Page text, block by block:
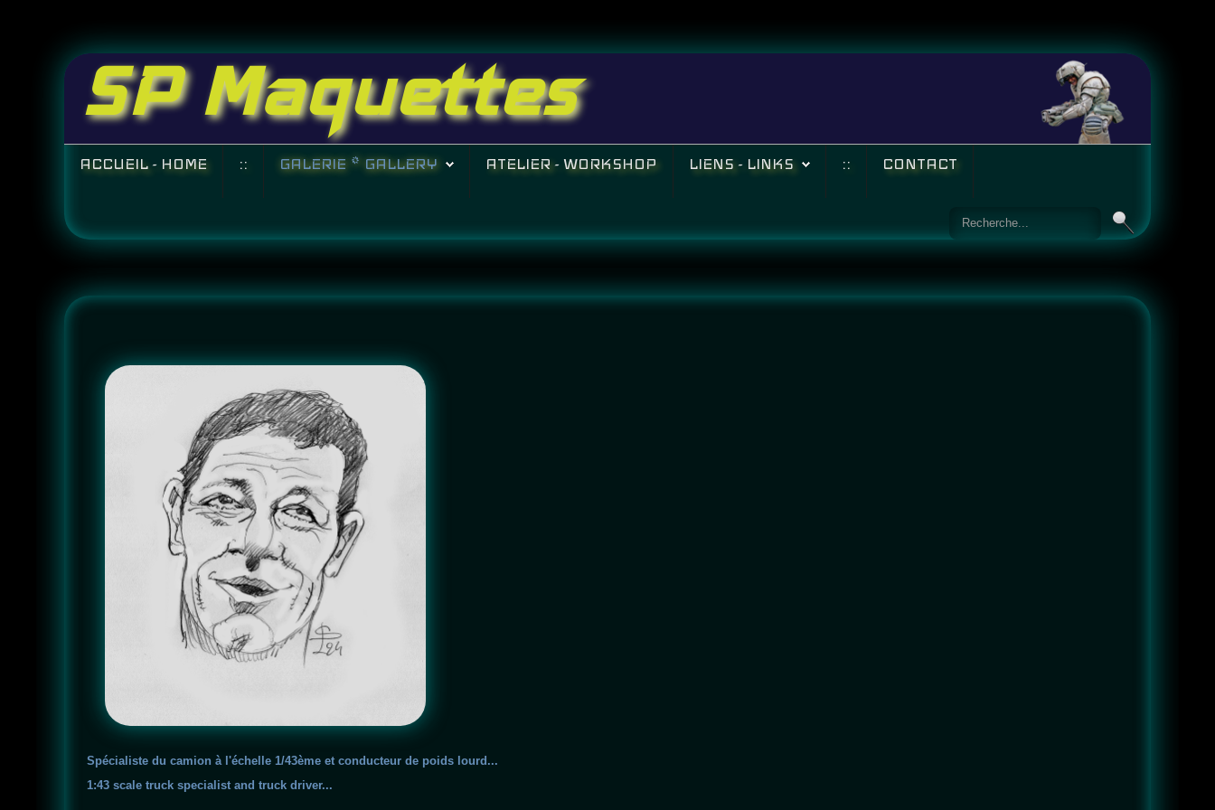
SP Maquettes
ACCUEIL - HOME :: GALERIE * GALLERY ATELIER - WORKSHOP LIENS - LINKS :: CONTACT
Spécialiste du camion à l'échelle 1/43ème et conducteur de poids lourd...
1:43 scale truck specialist and truck driver...